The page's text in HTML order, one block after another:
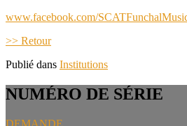
www.facebook.com/
>> Retour
Publié dans Institutions
NUMÉRO DE SÉRIE
DEMANDE